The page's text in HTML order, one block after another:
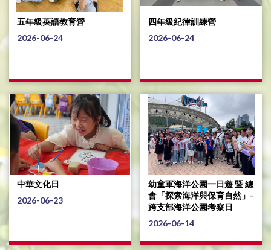
五年級英語教育營
2026-06-24
四年級紀律訓練營
2026-06-24
中華文化日
2026-06-23
幼童軍海洋公園一日遊 暨 總
會「探索海洋與保育自然」-
跨支部海洋公園考察日
2026-06-14